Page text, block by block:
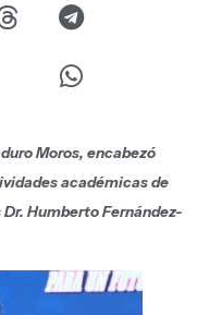
Moros, encabezó
académicas de
Humberto Fernández-